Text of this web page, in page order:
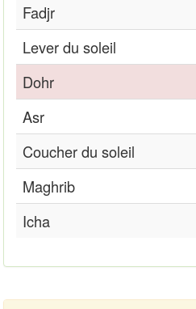
Fadjr
Lever du soleil
Dohr
Asr
Coucher du soleil
Maghrib
Icha